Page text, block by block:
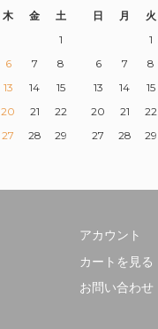
木 金
土
1
6 7
8
13 14
15
20 21
22
27 28
29
日
月 火
1
6
7 8
13
14 15
20
21 22
27
28 29
アカウント
カートを見る
お問い合わせ